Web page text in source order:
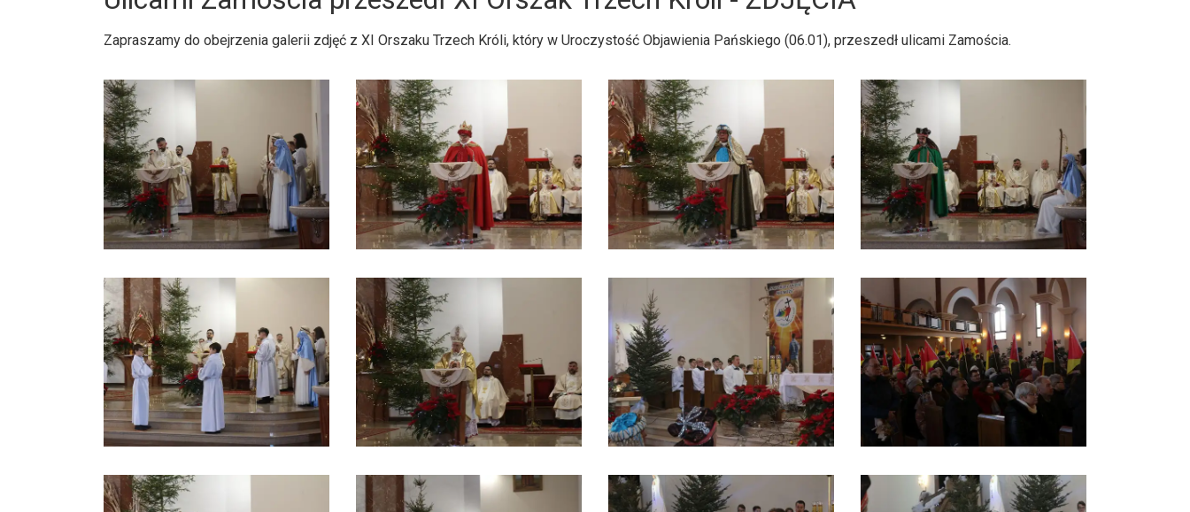
Zapraszamy do obejrzenia galerii zdjęć z XI Orszaku Trzech Króli, który w Uroczystość Objawienia Pańskiego (06.01), przeszedł ulicami Zamościa.